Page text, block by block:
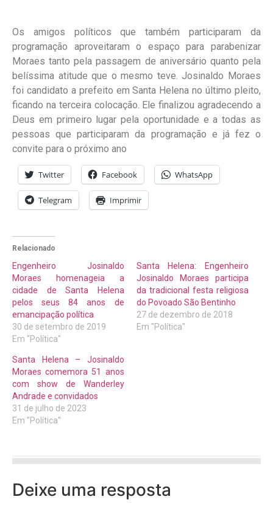
Os amigos políticos que também participaram da
programação aproveitaram o espaço para parabenizar
Moraes tanto pela passagem de aniversário quanto pela
belíssima atitude que o mesmo teve. Josinaldo Moraes
foi candidato a prefeito em Santa Helena no último pleito,
ficando na terceira colocação. Ele finalizou agradecendo a
Deus em primeiro lugar pela oportunidade e a todas as
pessoas que participaram da programação e já fez o
convite para o próximo ano
Twitter Facebook WhatsApp
Telegram Imprimir
Relacionado
Engenheiro Josinaldo
Moraes homenageia a
cidade de Santa Helena
pelos seus 84 anos de
emancipação política
30 de setembro de 2019
Em "Política"
Santa Helena: Engenheiro
Josinaldo Moraes participa
da tradicional festa religiosa
do Povoado São Bentinho
27 de dezembro de 2018
Em "Política"
Santa Helena – Josinaldo
Moraes comemora 51 anos
com show de Wanderley
Andrade e convidados
31 de julho de 2023
Em "Política"
Deixe uma resposta